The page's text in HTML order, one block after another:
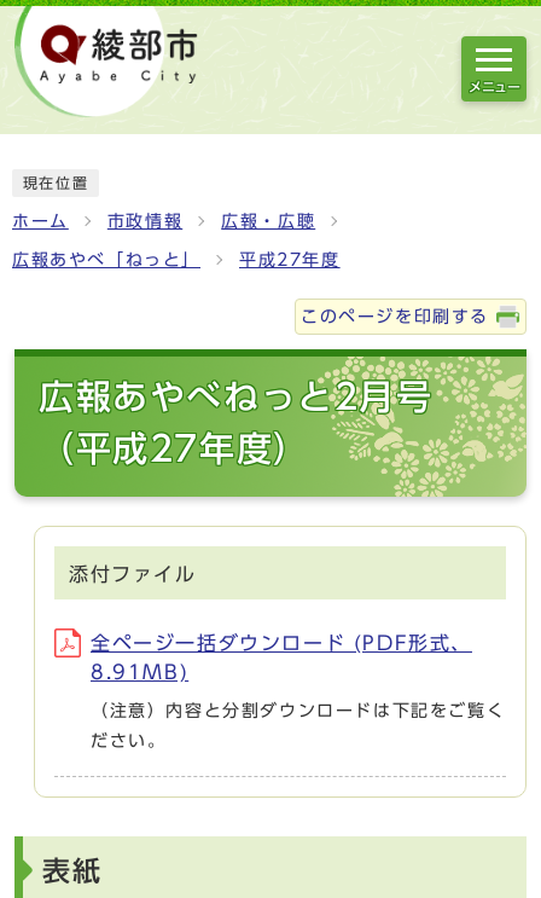
メニュー
現在位置
ホーム 市政情報 広報・広聴
広報あやべ「ねっと」 平成27年度
このページを印刷する
広報あやべねっと2月号
（平成27年度）
添付ファイル
全ページ一括ダウンロード (PDF形式、
8.91MB)
（注意）内容と分割ダウンロードは下記をご覧く
ださい。
表紙